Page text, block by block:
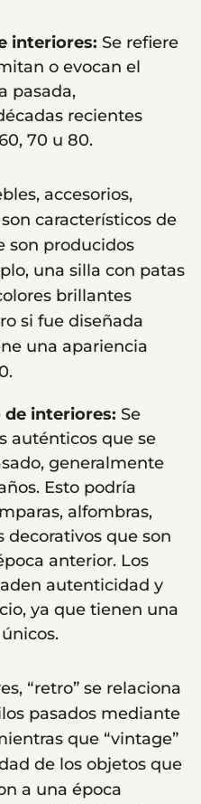
interiores: Se refiere
o evocan el
pasada,
recientes
70 u 80.
accesorios,
característicos de
son producidos
una silla con patas
brillantes
si fue diseñada
una apariencia
de interiores: Se
auténticos que se
generalmente
Esto podría
alfombras,
decorativos que son
anterior. Los
autenticidad y
ya que tienen una
“retro” se relaciona
pasados mediante
que “vintage”
de los objetos que
a una época